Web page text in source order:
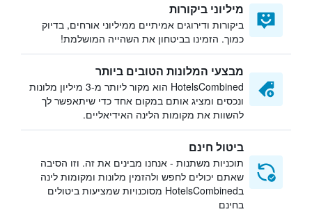
מיליוני ביקורות
ביקורות ודירוגים אמיתיים ממיליוני אורחים, בדיוק
כמוך. הזמינו בביטחון את השהייה המושלמת!
מבצעי המלונות הטובים ביותר
HotelsCombined הוא מקור ליותר מ-3 מיליון מלונות
ונכסים ומציג אותם במקום אחד כדי שיתאפשר לך
להשוות את מקומות הלינה האידיאליים.
ביטול חינם
תוכניות משתנות - אנחנו מבינים את זה. וזו הסיבה
שאתם יכולים לחפש ולהזמין מלונות ומקומות לינה
בHotelsCombined מסוכנויות שמציעות ביטולים
בחינם